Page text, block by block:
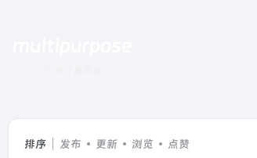
排序 发布 更新 浏览 点赞